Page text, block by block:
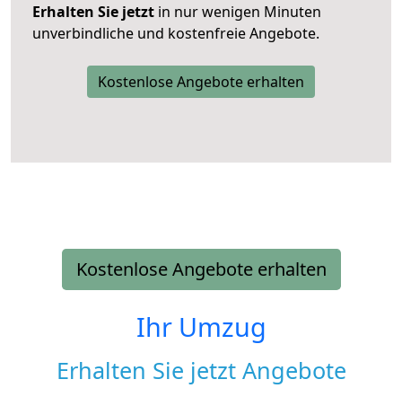
Erhalten Sie jetzt in nur wenigen Minuten
unverbindliche und kostenfreie Angebote.
Kostenlose Angebote erhalten
Kostenlose Angebote erhalten
Ihr Umzug
Erhalten Sie jetzt Angebote